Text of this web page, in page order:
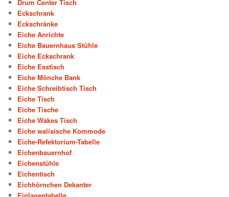
Drum Center Tisch
Eckschrank
Eckschränke
Eiche Anrichte
Eiche Bauernhaus Stühle
Eiche Eckschrank
Eiche Esstisch
Eiche Mönche Bank
Eiche Schreibtisch Tisch
Eiche Tisch
Eiche Tische
Eiche Wakes Tisch
Eiche walisische Kommode
Eiche-Refektorium-Tabelle
Eichenbauernhof
Eichenstühle
Eichentisch
Eichhörnchen Dekanter